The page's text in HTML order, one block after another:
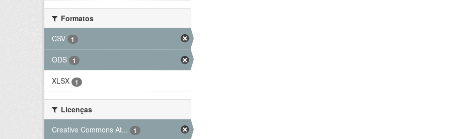
Formatos
CSV
1
ODS 1
XLSX 1
Licenças
Creative Commons At...
1